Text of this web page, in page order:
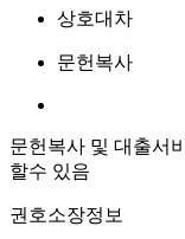
상호대차
문헌복사
문헌복사 및 대출서
할수 있음
권호소장정보